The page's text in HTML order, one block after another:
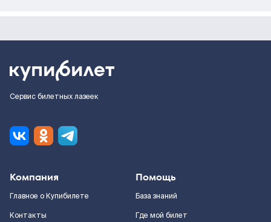
Сервис билетных лазеек
Компания
Главное о Купибилете
Контакты
Помощь
База знаний
Где мой билет